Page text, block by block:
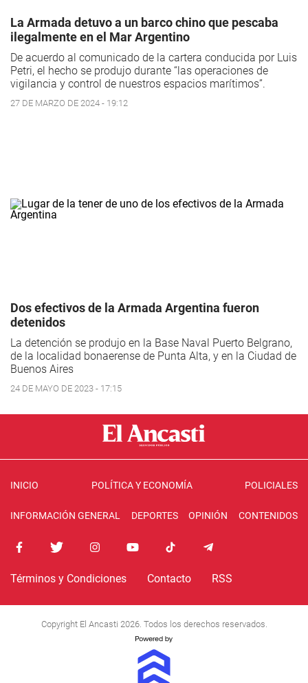
La Armada detuvo a un barco chino que pescaba
ilegalmente en el Mar Argentino
De acuerdo al comunicado de la cartera conducida por Luis
Petri, el hecho se produjo durante “las operaciones de
vigilancia y control de nuestros espacios marítimos”.
27 DE MARZO DE 2024 - 19:12
Dos efectivos de la Armada Argentina fueron
detenidos
La detención se produjo en la Base Naval Puerto Belgrano,
de la localidad bonaerense de Punta Alta, y en la Ciudad de
Buenos Aires
24 DE MAYO DE 2023 - 17:15
INICIO POLÍTICA Y ECONOMÍA POLICIALES
INFORMACIÓN GENERAL DEPORTES OPINIÓN CONTENIDOS
Términos y Condiciones Contacto RSS
Copyright El Ancasti 2026. Todos los derechos reservados.